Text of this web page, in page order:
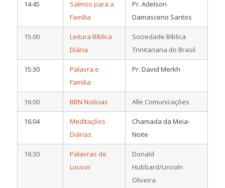
14:45
Salmos para a
Família
Pr. Adelson
Damasceno Santos
15:00
Leitura Bíblica
Diária
Sociedade Bíblica
Trinitariana do Brasil
15:30
Palavra e
Família
Pr. David Merkh
16:00 BBN Notícias Alle Comunicações
16:04
Meditações
Diárias
Chamada da Meia-
Noite
16:30
Palavras de
Louvor
Donald
Hubbard/Lincoln
Oliveira